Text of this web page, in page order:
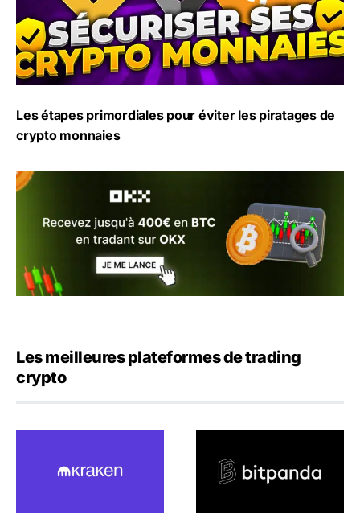
Les étapes primordiales pour éviter les piratages de
crypto monnaies
Les meilleures plateformes de trading
crypto